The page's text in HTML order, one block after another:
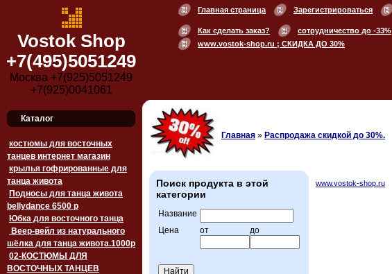
Vostok Shop
+7(495)5051249
Москва +7(925)5051249
+7(925)0041061
Главная страница Зарегистрироваться
Как сделать заказ? сотрудничество до -33%
www.vostok-shop.ru ; СКИДКА ДО 30%
Каталог
костюмы для восточных
танцев интернет магазин
крылья гофрированные для
танца живота
Подносы для танца живота
bellydance 6500 p
Юбка для восточного танца
Веер-вейл из натурального
шёлка для танца живота.1000p
02-КОСТЮМЫ ДЛЯ
ВОСТОЧНЫХ ТАНЦЕВ
Главная » Распродажа скидкой до 30%.
Поиск продукта в этой
категории
Название
Цена
от до
www.vostok-shop.ru